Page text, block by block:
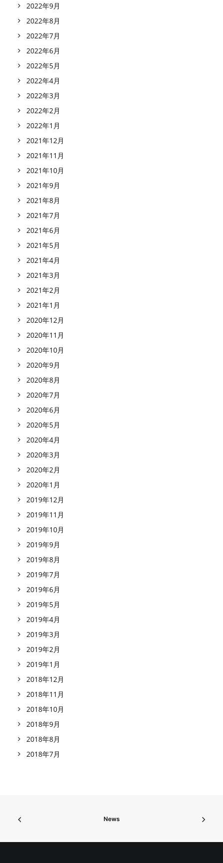
2022年9月
2022年8月
2022年7月
2022年6月
2022年5月
2022年4月
2022年3月
2022年2月
2022年1月
2021年12月
2021年11月
2021年10月
2021年9月
2021年8月
2021年7月
2021年6月
2021年5月
2021年4月
2021年3月
2021年2月
2021年1月
2020年12月
2020年11月
2020年10月
2020年9月
2020年8月
2020年7月
2020年6月
2020年5月
2020年4月
2020年3月
2020年2月
2020年1月
2019年12月
2019年11月
2019年10月
2019年9月
2019年8月
2019年7月
2019年6月
2019年5月
2019年4月
2019年3月
2019年2月
2019年1月
2018年12月
2018年11月
2018年10月
2018年9月
2018年8月
2018年7月
News